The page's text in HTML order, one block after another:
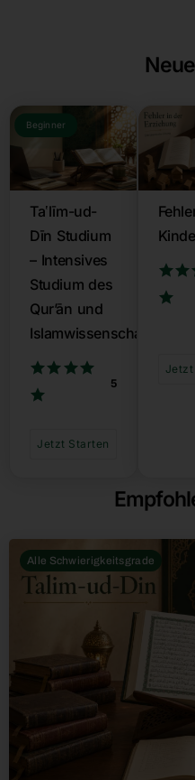
Beginner
Taʽlīm-ud-
Dīn Studium
– Intensives
Studium des
Qur’ān und
Islamwissenschaften
5
Jetzt Starten
Alle Schwierigkeitsgrade